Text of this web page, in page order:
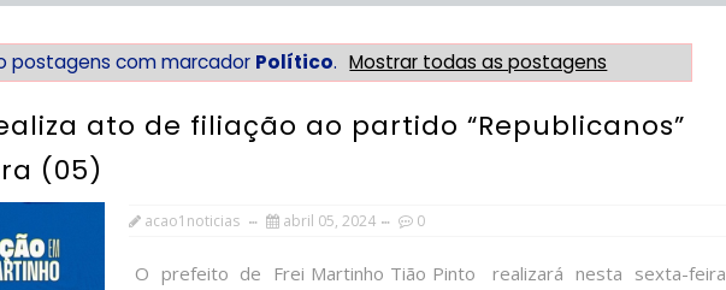
postagens com marcador Político. Mostrar todas as postagens
ato de filiação ao partido “Republicanos”
(05)
acao1noticias abril 05, 2024 0
O prefeito de Frei Martinho Tião Pinto realizará nesta sexta-feira